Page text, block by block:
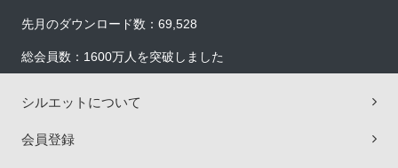
先月のダウンロード数：69,528
総会員数：1600万人を突破しました
シルエットについて
会員登録